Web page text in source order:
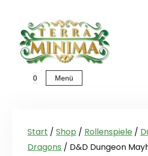
springen
0 Menü
Start / Shop / Rollenspiele /
Dragons / D&D Dungeon